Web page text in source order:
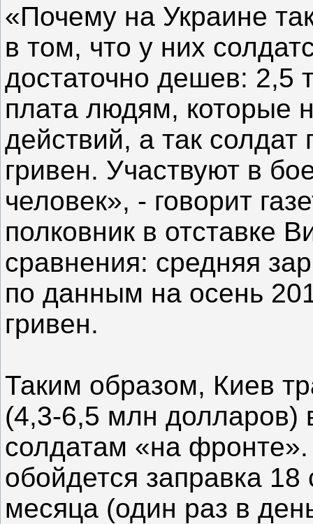
«Почему на Украине
в том, что у них
достаточно дешев: 2,5
плата людям, которые
действий, а так солдат
гривен. Участвуют в
человек», - говорит
полковник в отставке
сравнения: средняя
по данным на осень
гривен.
Таким образом, Киев
(4,3-6,5 млн долларов)
солдатам «на
обойдется заправка
месяца (один раз в